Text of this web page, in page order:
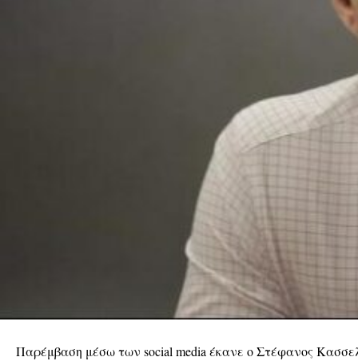
Παρέμβαση μέσω των social media έκανε ο Στέφανος